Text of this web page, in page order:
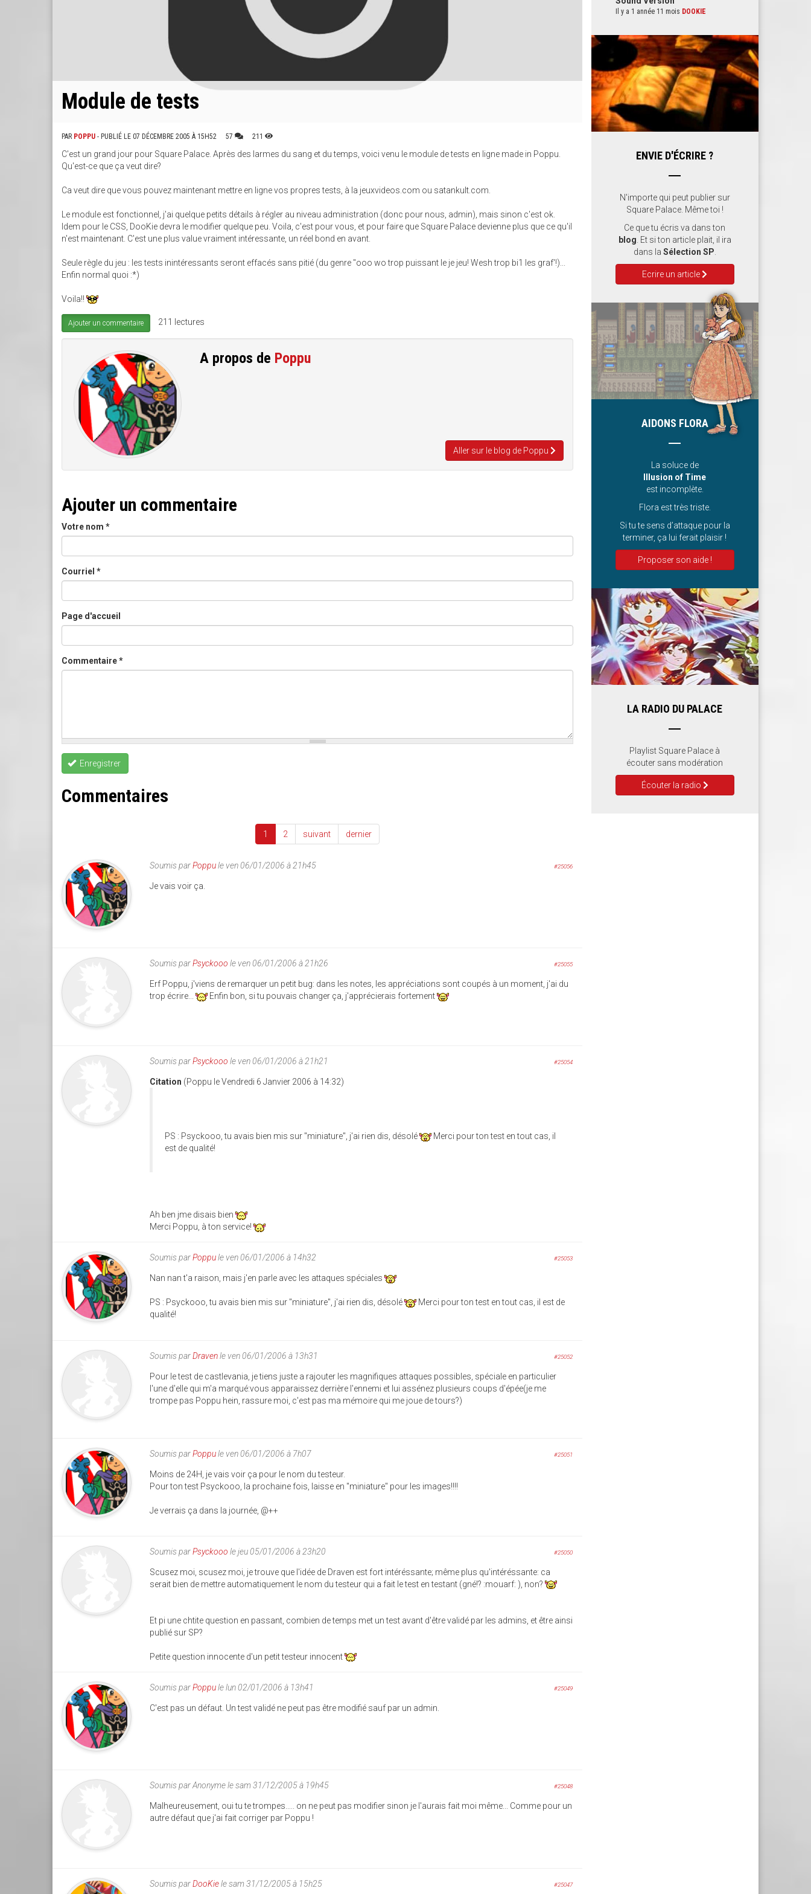
Module de tests
PAR POPPU - PUBLIÉ LE 07 DÉCEMBRE 2005 À 15H52 57 211
C'est un grand jour pour Square Palace. Après des larmes du sang et du temps, voici venu le module de tests en ligne made in Poppu.
Qu'est-ce que ça veut dire?
Ca veut dire que vous pouvez maintenant mettre en ligne vos propres tests, à la jeuxvideos.com ou satankult.com.
Le module est fonctionnel, j'ai quelque petits détails à régler au niveau administration (donc pour nous, admin), mais sinon c'est ok.
Idem pour le CSS, DooKie devra le modifier quelque peu. Voila, c'est pour vous, et pour faire que Square Palace devienne plus que ce qu'il
n'est maintenant. C'est une plus value vraiment intéressante, un réel bond en avant.
Seule règle du jeu : les tests inintéressants seront effacés sans pitié (du genre "ooo wo trop puissant le je jeu! Wesh trop bi1 les graf'!)...
Enfin normal quoi :*)
Voila!!
Ajouter un commentaire 211 lectures
A propos de Poppu
Aller sur le blog de Poppu
Ajouter un commentaire
Votre nom *
Courriel *
Page d'accueil
Commentaire*
Enregistrer
Commentaires
1 2 suivant dernier
Soumis parPoppule ven 06/01/2006 à 21h45 #25056
Je vais voir ça.
Soumis parPsyckooo le ven 06/01/2006 à 21h26 #25055
Erf Poppu, j'viens de remarquer un petit bug: dans les notes, les appréciations sont coupés à un moment, j'ai du
trop écrire...
Enfin bon, si tu pouvais changer ça, j'apprécierais fortement
Soumis parPsyckooo le ven 06/01/2006 à 21h21 #25054
Citation (Poppu le Vendredi 6 Janvier 2006 à 14:32)
PS : Psyckooo, tu avais bien mis sur "miniature", j'ai rien dis, désolé
Merci pour ton test en tout cas, il
est de qualité!
Ah ben jme disais bien
Merci Poppu, à ton service!
Soumis parPoppule ven 06/01/2006 à 14h32 #25053
Nan nan t'a raison, mais j'en parle avec les attaques spéciales
PS : Psyckooo, tu avais bien mis sur "miniature", j'ai rien dis, désolé
Merci pour ton test en tout cas, il est de
qualité!
Soumis parDravenle ven 06/01/2006 à 13h31 #25052
Pour le test de castlevania, je tiens juste a rajouter les magnifiques attaques possibles, spéciale en particulier
l'une d'elle qui m'a marqué:vous apparaissez derrière l'ennemi et lui assénez plusieurs coups d'épée(je me
trompe pas Poppu hein, rassure moi, c'est pas ma mémoire qui me joue de tours?)
Soumis parPoppule ven 06/01/2006 à 7h07 #25051
Moins de 24H, je vais voir ça pour le nom du testeur.
Pour ton test Psyckooo, la prochaine fois, laisse en "miniature" pour les images!!!!
Je verrais ça dans la journée, @++
Soumis parPsyckooo le jeu 05/01/2006 à 23h20 #25050
Scusez moi, scusez moi, je trouve que l'idée de Draven est fort intéréssante; même plus qu'intéréssante: ca
serait bien de mettre automatiquement le nom du testeur qui a fait le test en testant (gné!? :mouarf: ), non?
Et pi une chtite question en passant, combien de temps met un test avant d'être validé par les admins, et être ainsi
publié sur SP?
Petite question innocente d'un petit testeur innocent
Soumis parPoppule lun 02/01/2006 à 13h41 #25049
C'est pas un défaut. Un test validé ne peut pas être modifié sauf par un admin.
Soumis parAnonymele sam 31/12/2005 à 19h45 #25048
Malheureusement, oui tu te trompes..... on ne peut pas modifier sinon je l'aurais fait moi même... Comme pour un
autre défaut que j'ai fait corriger par Poppu !
Soumis parDooKiele sam 31/12/2005 à 15h25 #25047
Il y a 1 année 11 mois DOOKIE
ENVIE D'ÉCRIRE ?
N'importe qui peut publier sur
Square Palace. Même toi !
Ce que tu écris va dans ton
blog . Et si ton article plait, il ira
dans la Sélection SP
Ecrire un article
AIDONS FLORA
La soluce de
Illusion of Time
est incomplète.
Flora est très triste.
Si tu te sens d’attaque pour la
terminer, ça lui ferait plaisir !
Proposer son aide !
LA RADIO DU PALACE
Playlist Square Palace à
écouter sans modération
Écouter la radio